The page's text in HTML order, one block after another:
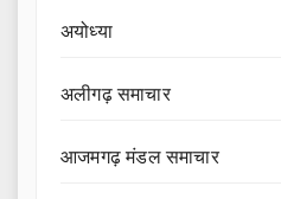
अयोध्या
अलीगढ़ समाचार
आजमगढ़ मंडल समाचार